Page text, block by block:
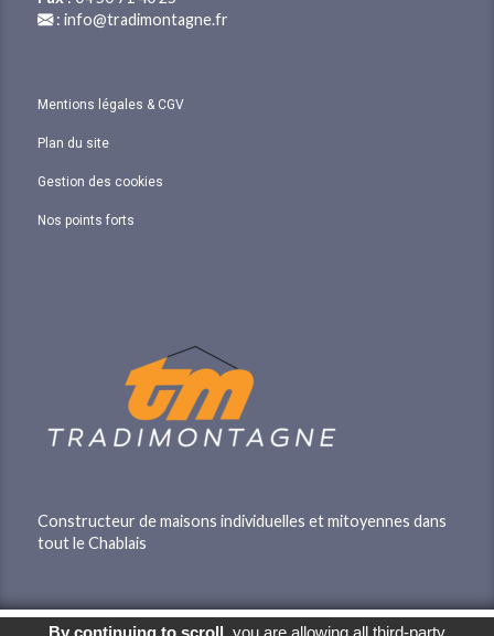
: info@tradimontagne.fr
Mentions légales & CGV
Plan du site
Gestion des cookies
Nos points forts
Constructeur de maisons individuelles et mitoyennes dans
tout le Chablais
By continuing to scroll, you are allowing all third-party